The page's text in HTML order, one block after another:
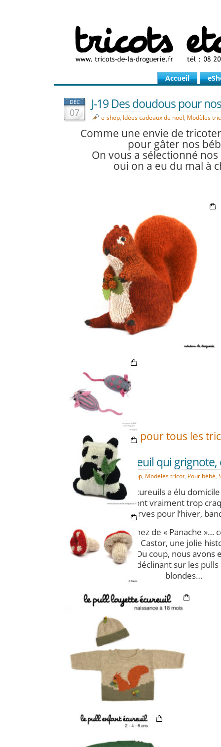
Accueil
DÉC
07
J-19 Des doudous pour
e-shop, Idées cadeaux de noël, Modèles
Comme une envie de
pour gâter nos
On vous a sélectionné
oui on a eu du mal à
Et on craque pour tous les
Petit écureuil qui
Alpaga, e-shop, Modèles tricot, Pour bébé,
Une famille d’écureuils a élu
Ils sont vraiment trop
Ils font des réserves pour l’hiver,
Vous vous souvenez de « Panache »…
aventures du Père Castor, une jolie
nos grand-mères. Du coup, nous
hommage en le déclinant sur les
blondes…